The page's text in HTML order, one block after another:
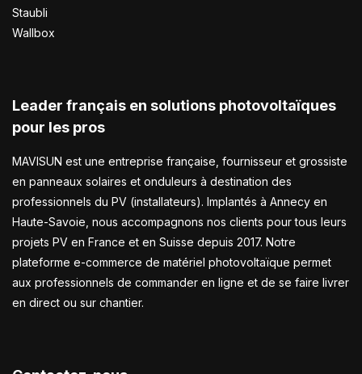
Staubli
Wallbox
Leader français en solutions photovoltaïques
pour les pros
MAVISUN est une entreprise française, fournisseur et grossiste
en panneaux solaires et onduleurs à destination des
professionnels du PV (installateurs). Implantés à Annecy en
Haute-Savoie, nous accompagnons nos clients pour tous leurs
projets PV en France et en Suisse depuis 2017. Notre
plateforme e-commerce de matériel photovoltaïque permet
aux professionnels de commander en ligne et de se faire livrer
en direct ou sur chantier.